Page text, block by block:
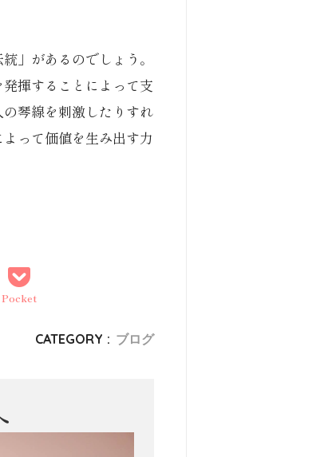
」があるのでしょう。
揮することによって支
琴線を刺激したりすれ
って価値を生み出す力
Pocket
CATEGORY : ブログ